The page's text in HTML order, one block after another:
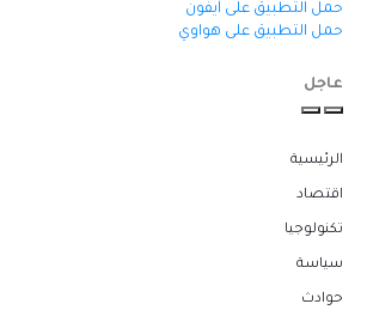
حمل التطبيق على آيفون
حمل التطبيق على هواوي
عاجل
الرئيسية
اقتصاد
تكنولوجيا
سياسة
حوادث